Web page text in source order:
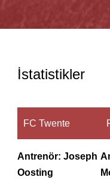
İstatistikler
FC Twente
Antrenör: Joseph
Oosting